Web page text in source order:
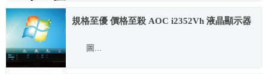
2010.11.04
規格至優 價格至殺 AOC i2352Vh 液晶顯示器
圖...